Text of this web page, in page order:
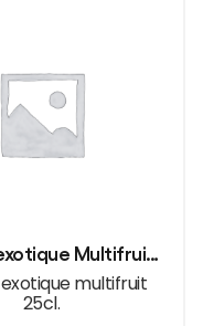
Boisson exotique Multifruit 25cl (canette)
exotique multifruit
25cl.